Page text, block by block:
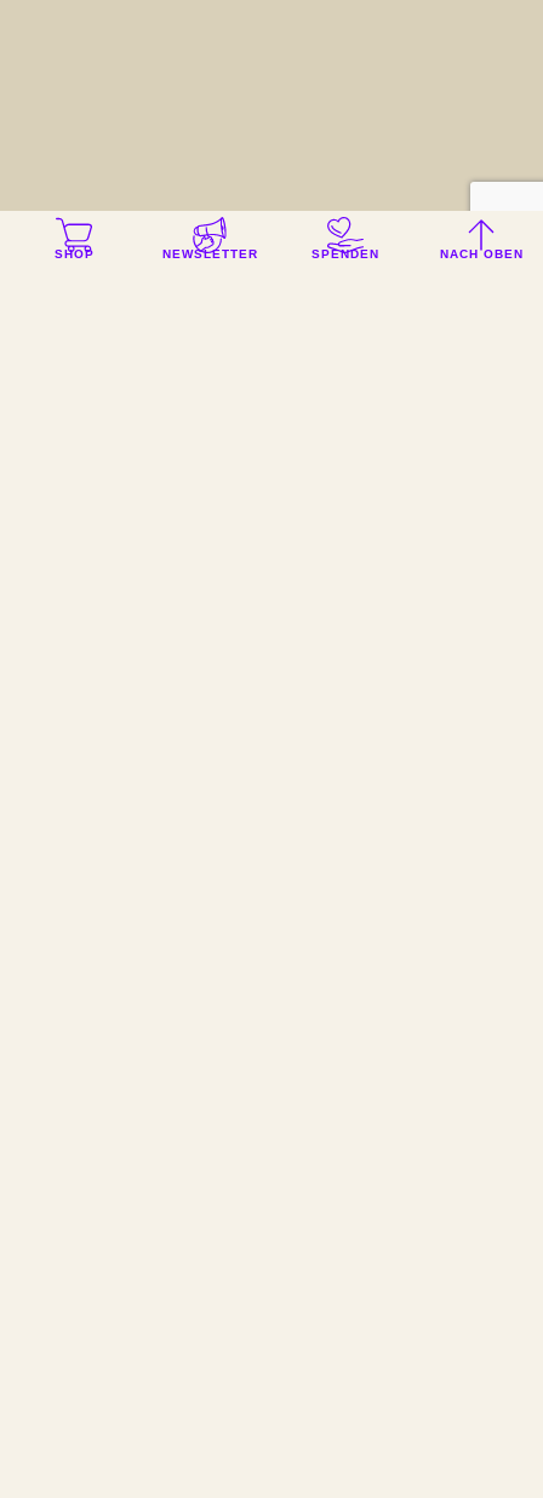
SHOP NEWSLETTER SPENDEN NACH OBEN